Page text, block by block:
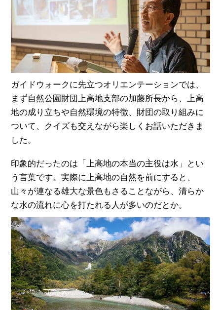
ガイドウォークに先立つオリエンテーションでは、
まず自然公園財団上高地支部の加藤所長から、上高
地の成り立ちや自然環境の特徴、財団の取り組みに
ついて、クイズも交えながら楽しくお話いただきま
した。
印象的だったのは「上高地の本当の主役は水」とい
う言葉です。実際に上高地の自然を前にすると、
山々が連なる雄大な景色もさることながら、清らか
な水の流れに心を打たれる人が多いのだとか。